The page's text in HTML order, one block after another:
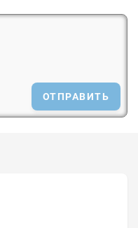
ОТПРАВИТЬ